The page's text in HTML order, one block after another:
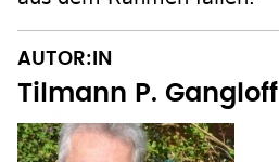
AUTOR:IN
Tilmann P. Gangloff